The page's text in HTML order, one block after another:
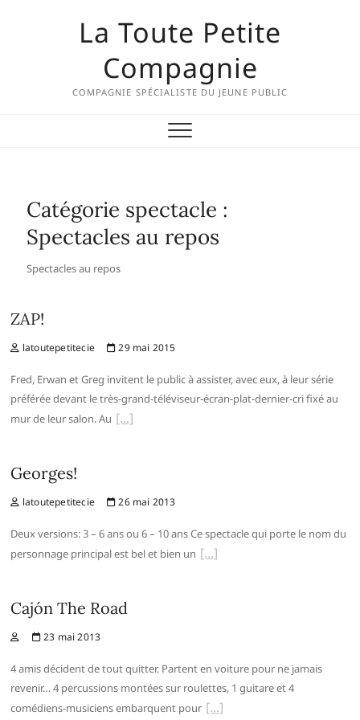
La Toute Petite
Compagnie
COMPAGNIE SPÉCIALISTE DU JEUNE PUBLIC
Catégorie spectacle :
Spectacles au repos
Spectacles au repos
ZAP!
latoutepetitecie 29 mai 2015
Fred, Erwan et Greg invitent le public à assister, avec eux, à leur série
préférée devant le très-grand-téléviseur-écran-plat-dernier-cri fixé au
mur de leur salon. Au
Georges!
latoutepetitecie 26 mai 2013
Deux versions: 3 – 6 ans ou 6 – 10 ans Ce spectacle qui porte le nom du
personnage principal est bel et bien un
Cajón The Road
23 mai 2013
4 amis décident de tout quitter. Partent en voiture pour ne jamais
revenir… 4 percussions montées sur roulettes, 1 guitare et 4
comédiens-musiciens embarquent pour